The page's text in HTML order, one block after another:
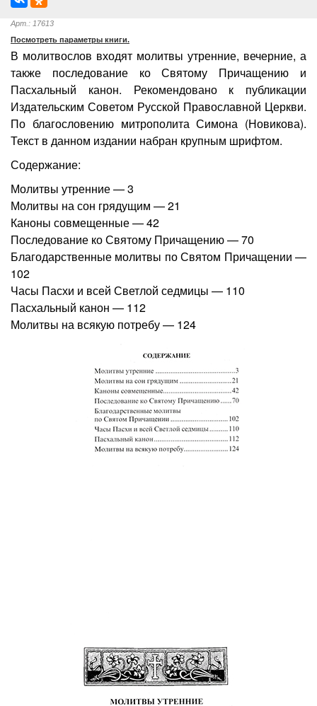
Арт.: 17613
Посмотреть параметры книги.
В молитвослов входят молитвы утренние, вечерние, а
также последование ко Святому Причащению и
Пасхальный канон. Рекомендовано к публикации
Издательским Советом Русской Православной Церкви.
По благословению митрополита Симона (Новикова).
Текст в данном издании набран крупным шрифтом.
Содержание:
Молитвы утренние — 3
Молитвы на сон грядущим — 21
Каноны совмещенные — 42
Последование ко Святому Причащению — 70
Благодарственные молитвы по Святом Причащении —
102
Часы Пасхи и всей Светлой седмицы — 110
Пасхальный канон — 112
Молитвы на всякую потребу — 124